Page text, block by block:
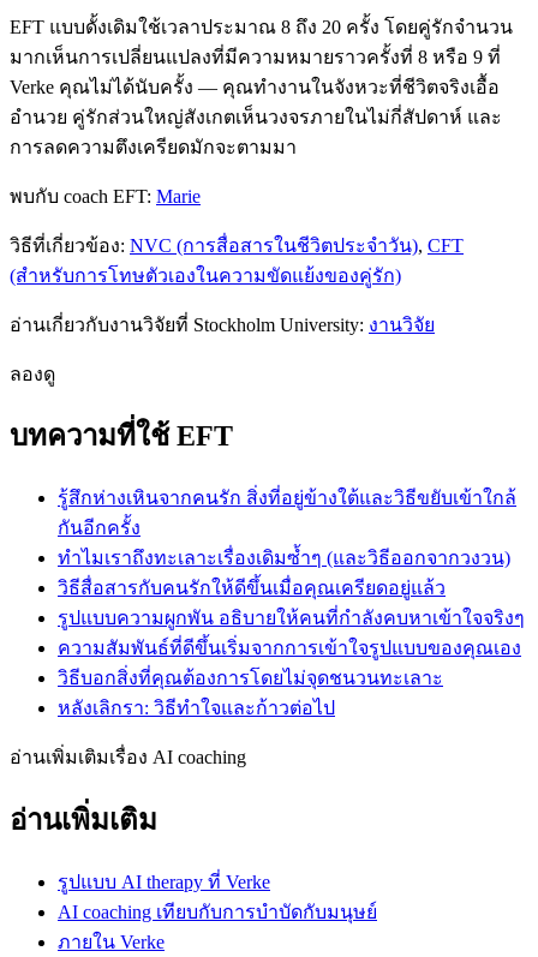
EFT แบบดั้งเดิมใช้เวลาประมาณ 8 ถึง 20 ครั้ง โดยคู่รักจำนวน
มากเห็นการเปลี่ยนแปลงที่มีความหมายราวครั้งที่ 8 หรือ 9 ที่
Verke คุณไม่ได้นับครั้ง — คุณทำงานในจังหวะที่ชีวิตจริงเอื้อ
อำนวย คู่รักส่วนใหญ่สังเกตเห็นวงจรภายในไม่กี่สัปดาห์ และ
การลดความตึงเครียดมักจะตามมา
พบกับ coach EFT: Marie
วิธีที่เกี่ยวข้อง: NVC (การสื่อสารในชีวิตประจำวัน), CFT
(สำหรับการโทษตัวเองในความขัดแย้งของคู่รัก)
อ่านเกี่ยวกับงานวิจัยที่ Stockholm University: งานวิจัย
ลองดู
บทความที่ใช้ EFT
รู้สึกห่างเหินจากคนรัก สิ่งที่อยู่ข้างใต้และวิธีขยับเข้าใกล้
กันอีกครั้ง
ทำไมเราถึงทะเลาะเรื่องเดิมซ้ำๆ (และวิธีออกจากวงวน)
วิธีสื่อสารกับคนรักให้ดีขึ้นเมื่อคุณเครียดอยู่แล้ว
รูปแบบความผูกพัน อธิบายให้คนที่กำลังคบหาเข้าใจจริงๆ
ความสัมพันธ์ที่ดีขึ้นเริ่มจากการเข้าใจรูปแบบของคุณเอง
วิธีบอกสิ่งที่คุณต้องการโดยไม่จุดชนวนทะเลาะ
หลังเลิกรา: วิธีทำใจและก้าวต่อไป
อ่านเพิ่มเติมเรื่อง AI coaching
อ่านเพิ่มเติม
รูปแบบ AI therapy ที่ Verke
AI coaching เทียบกับการบำบัดกับมนุษย์
ภายใน Verke